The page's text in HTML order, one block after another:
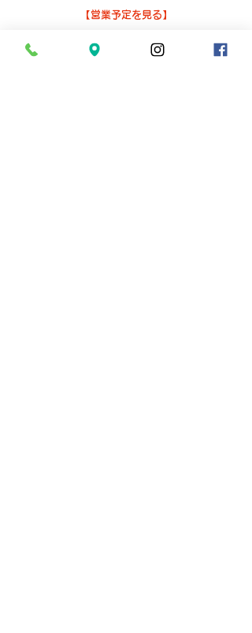
【営業予定を見る】
さいたま市の小型熱帯魚と水草の店